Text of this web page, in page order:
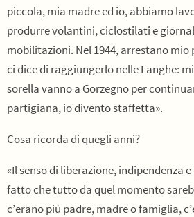
piccola, mia madre ed io, abbiamo
produrre volantini, ciclostilati e
mobilitazioni. Nel 1944, arrestano mio
ci dice di raggiungerlo nelle Langhe:
sorella vanno a Gorzegno per
partigiana, io divento staffetta».
Cosa ricorda di quegli anni?
«Il senso di liberazione, indipendenza
fatto che tutto da quel momento
c’erano più padre, madre o famiglia,